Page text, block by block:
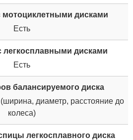
дисками
Есть
легкосплавными дисками
Есть
балансируемого диска
диаметр, расстояние до
колеса)
легкосплавного диска